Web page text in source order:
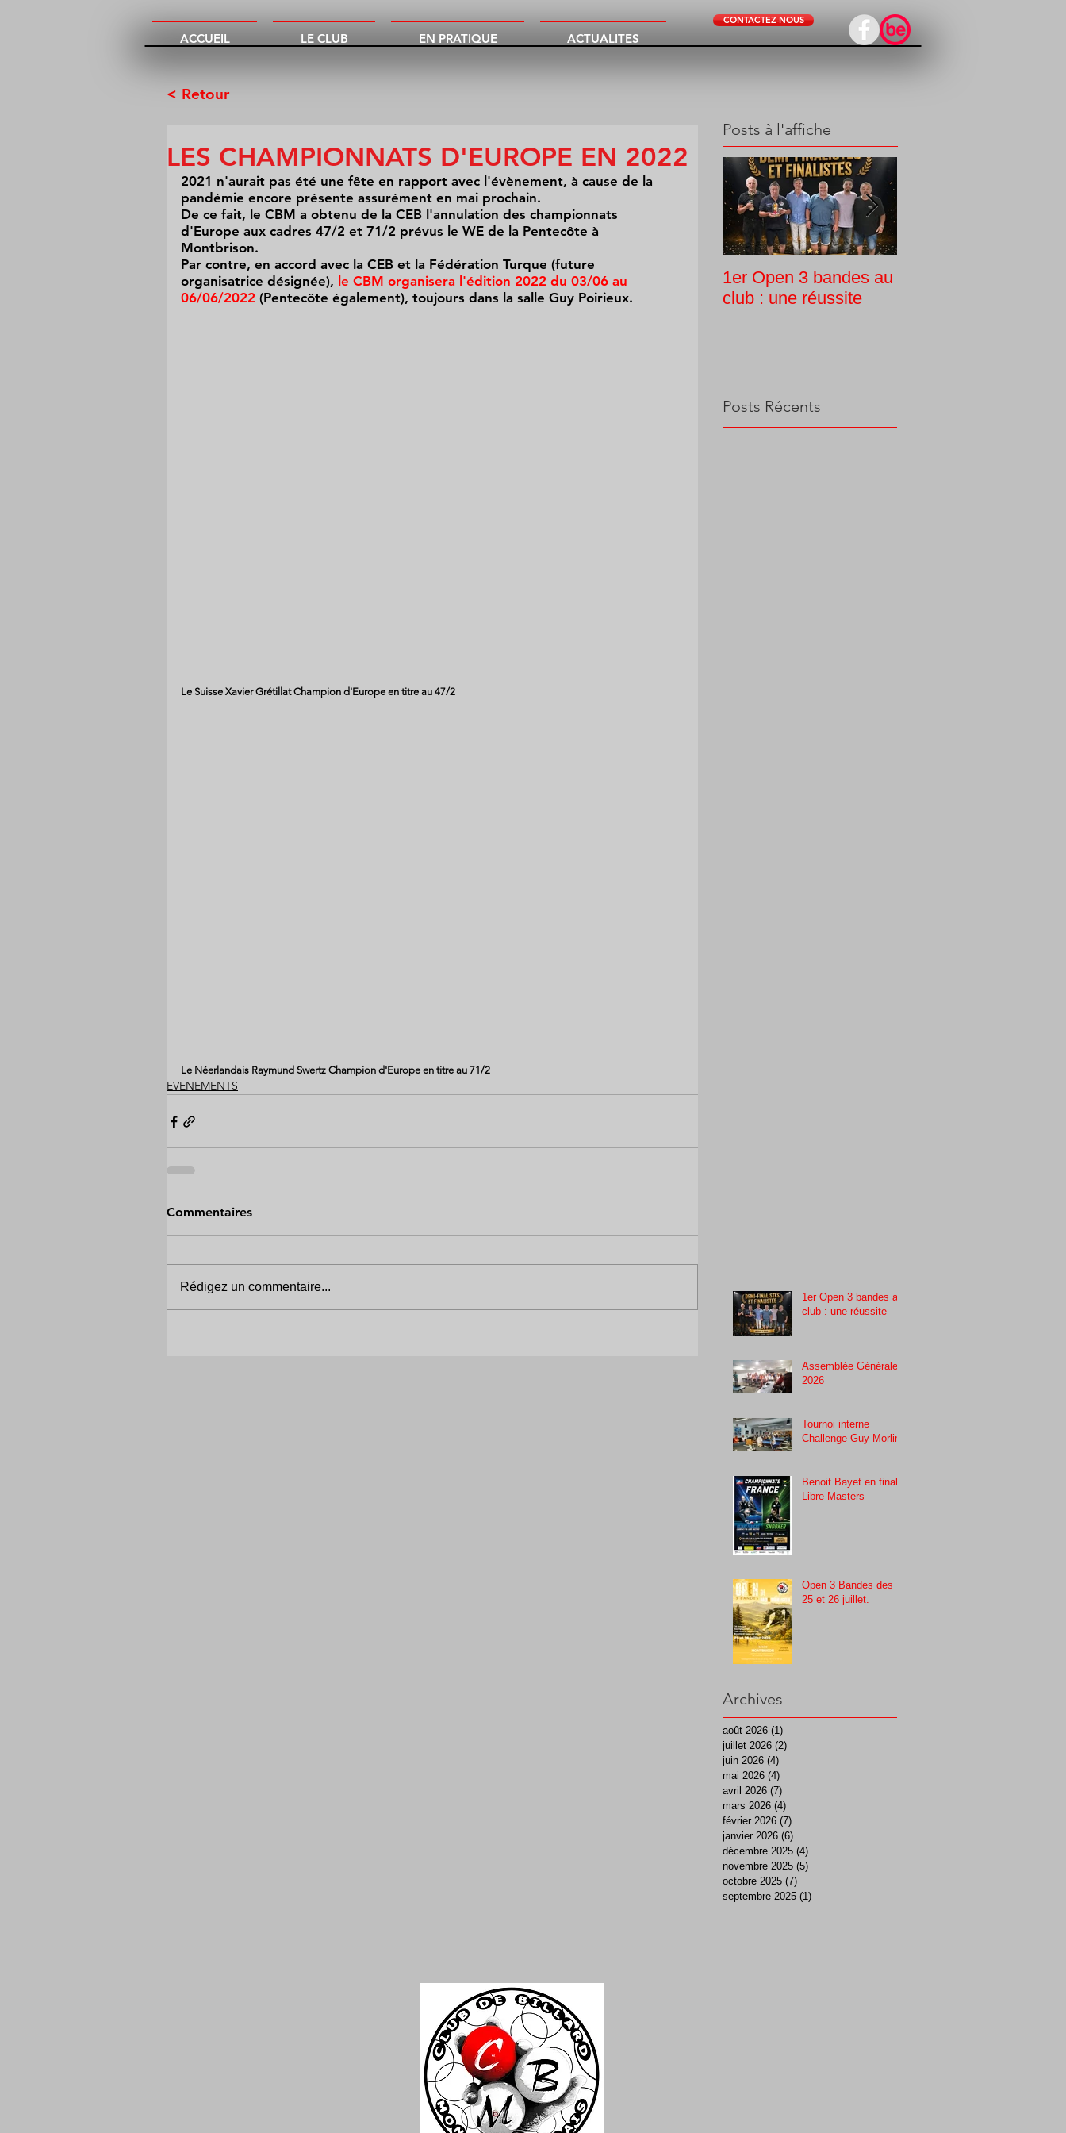
ACCUEIL LE CLUB EN PRATIQUE ACTUALITES
CONTACTEZ-NOUS
< Retour
LES CHAMPIONNATS D'EUROPE EN 2022
2021 n'aurait pas été une fête en rapport avec l'évènement, à cause de la
pandémie encore présente assurément en mai prochain.
De ce fait, le CBM a obtenu de la CEB l'annulation des championnats
d'Europe aux cadres 47/2 et 71/2 prévus le WE de la Pentecôte à
Montbrison.
Par contre, en accord avec la CEB et la Fédération Turque (future
organisatrice désignée), le CBM organisera l'édition 2022 du 03/06 au
06/06/2022 (Pentecôte également), toujours dans la salle Guy Poirieux.
Le Suisse Xavier Grétillat Champion d'Europe en titre au 47/2
Le Néerlandais Raymund Swertz Champion d'Europe en titre au 71/2
EVENEMENTS
Commentaires
Rédigez un commentaire...
Posts à l'affiche
1er Open 3 bandes au
club : une réussite
Posts Récents
1er Open 3 bandes au
club : une réussite
Assemblée Générale
2026
Tournoi interne
Challenge Guy Morlin
Benoit Bayet en finale
Libre Masters
Open 3 Bandes des
25 et 26 juillet.
Archives
août 2026 (1)
juillet 2026 (2)
juin 2026 (4)
mai 2026 (4)
avril 2026 (7)
mars 2026 (4)
février 2026 (7)
janvier 2026 (6)
décembre 2025 (4)
novembre 2025 (5)
octobre 2025 (7)
septembre 2025 (1)